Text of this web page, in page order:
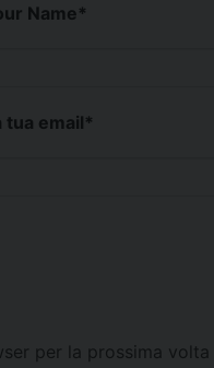
Name*
tua email*
per la prossima volta